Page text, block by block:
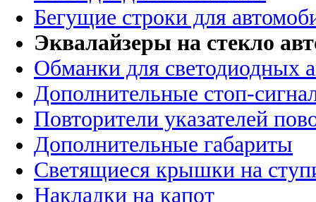
Бегущие строки для
Эквалайзеры на стекло
Обманки для светодиодных
Дополнительные стоп-
Повторители указателей
Дополнительные габариты
Светящиеся крышки на
Накладки на капот